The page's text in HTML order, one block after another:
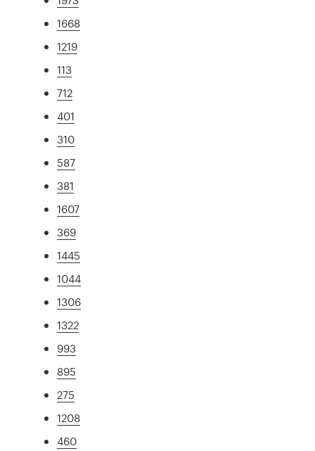
1668
1219
113
712
401
310
587
381
1607
369
1445
1044
1306
1322
993
895
275
1208
460